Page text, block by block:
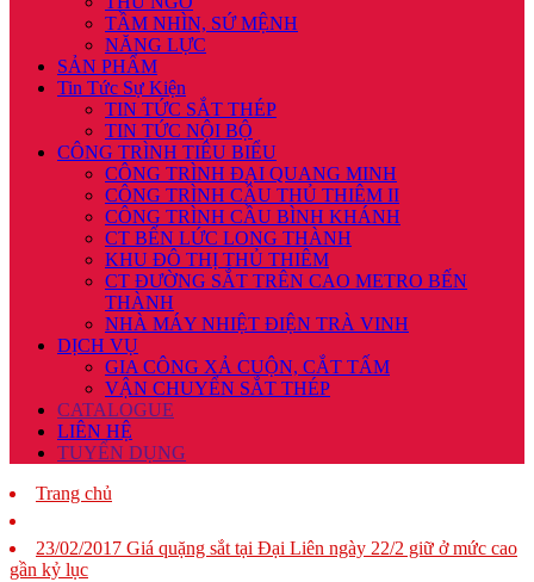
TẦM NHÌN, SỨ MỆNH
NĂNG LỰC
SẢN PHẨM
Tin Tức Sự Kiện
TIN TỨC SẮT THÉP
TIN TỨC NỘI BỘ
CÔNG TRÌNH TIÊU BIỂU
CÔNG TRÌNH ĐẠI QUANG MINH
CÔNG TRÌNH CẦU THỦ THIÊM II
CÔNG TRÌNH CẦU BÌNH KHÁNH
CT BẾN LỨC LONG THÀNH
KHU ĐÔ THỊ THỦ THIÊM
CT ĐƯỜNG SẮT TRÊN CAO METRO BẾN
THÀNH
NHÀ MÁY NHIỆT ĐIỆN TRÀ VINH
DỊCH VỤ
GIA CÔNG XẢ CUỘN, CẮT TẤM
VẬN CHUYỂN SẮT THÉP
CATALOGUE
LIÊN HỆ
TUYỂN DỤNG
Trang chủ
23/02/2017 Giá quặng sắt tại Đại Liên ngày 22/2 giữ ở mức cao
gần kỷ lục